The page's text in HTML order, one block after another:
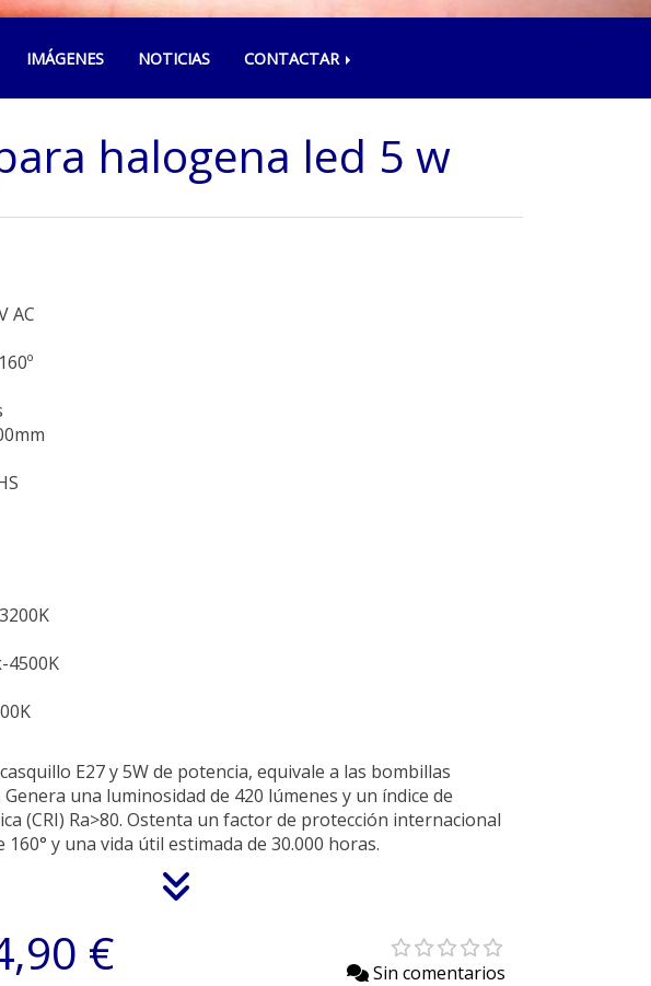
IMÁGENES NOTICIAS CONTACTAR
halogena led 5 w
AC
4500K
E27 y 5W de potencia, equivale a las bombillas
una luminosidad de 420 lúmenes y un índice de
(CRI) Ra>80. Ostenta un factor de protección internacional
160° y una vida útil estimada de 30.000 horas.
€ Sin comentarios